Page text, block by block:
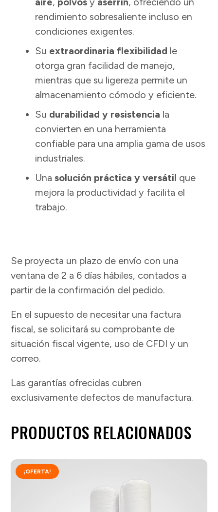
rendimiento sobresaliente incluso en
condiciones exigentes.
Su extraordinaria flexibilidad le
otorga gran facilidad de manejo,
mientras que su ligereza permite un
almacenamiento cómodo y eficiente.
Su durabilidad y resistencia la
convierten en una herramienta
confiable para una amplia gama de usos
industriales.
Unasolución práctica y versátil que
mejora la productividad y facilita el
trabajo.
Se proyecta un plazo de envío con una
ventana de 2 a 6 días hábiles, contados a
partir de la confirmación del pedido.
En el supuesto de necesitar una factura
fiscal, se solicitará su comprobante de
situación fiscal vigente, uso de CFDI y un
correo.
Las garantías ofrecidas cubren
exclusivamente defectos de manufactura.
PRODUCTOS RELACIONADOS
¡OFERTA!